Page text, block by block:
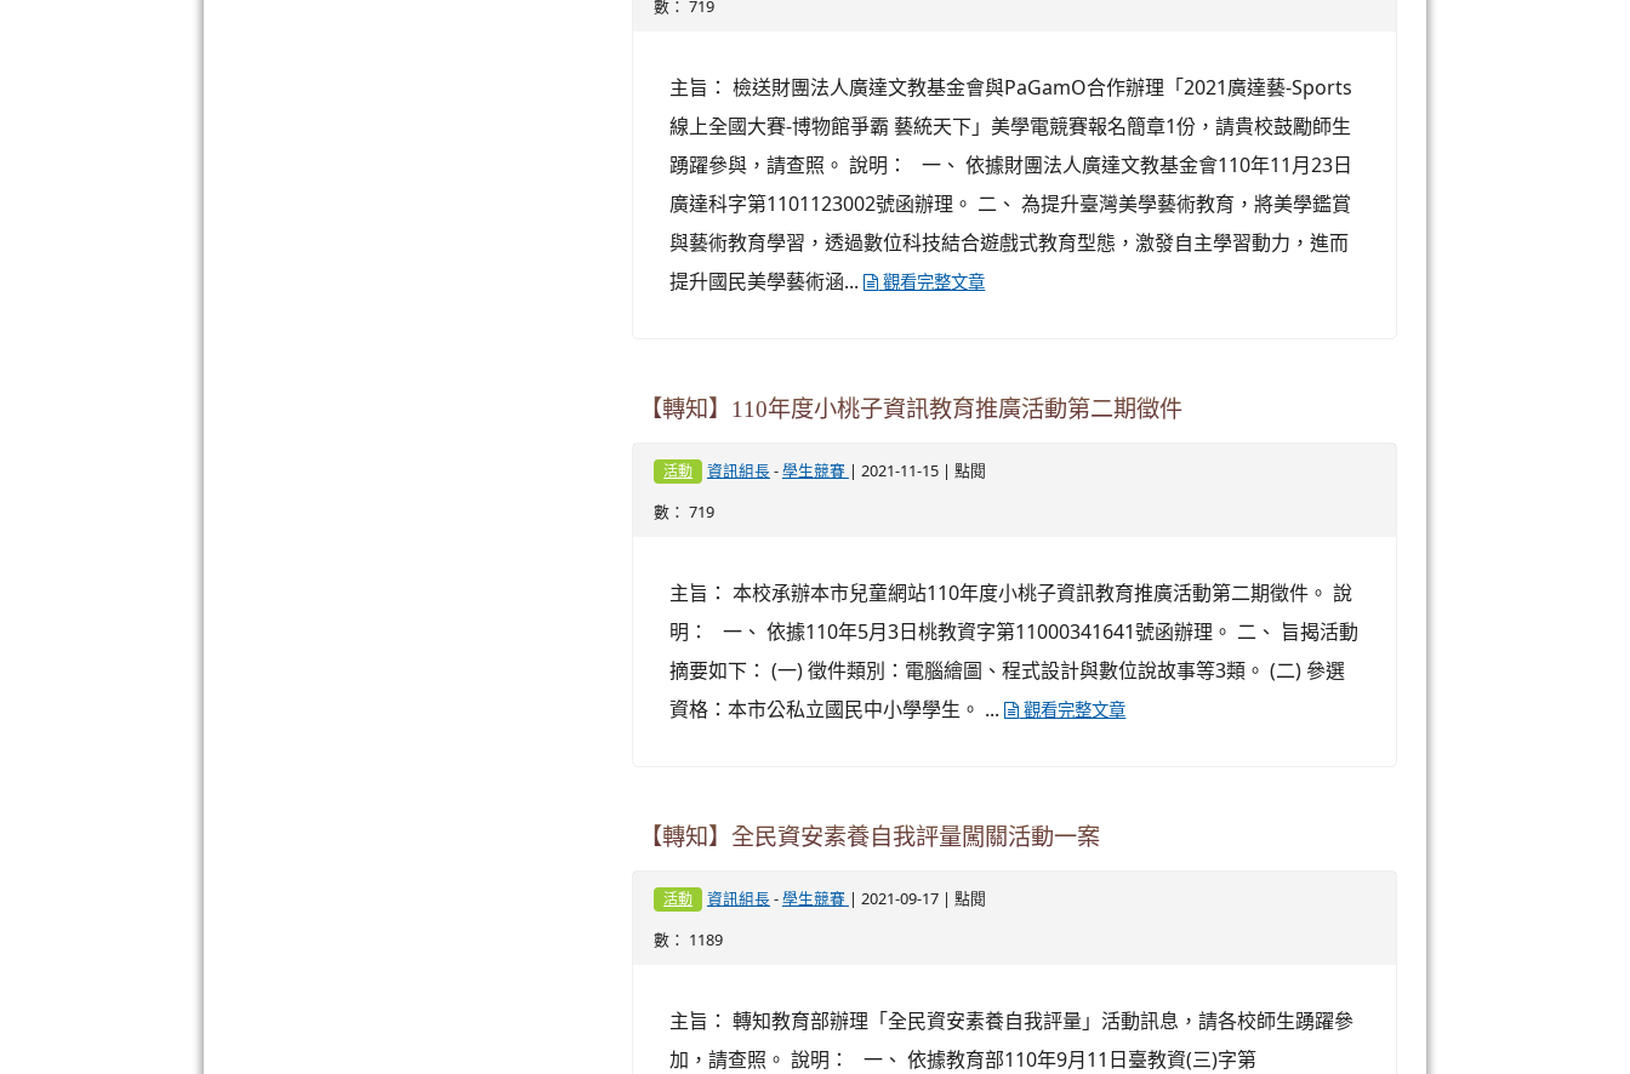
數： 719
主旨： 檢送財團法人廣達文教基金會與PaGamO合作辦理「2021廣達藝-Sports
線上全國大賽-博物館爭霸 藝統天下」美學電競賽報名簡章1份，請貴校鼓勵師生
踴躍參與，請查照。 說明： 一、 依據財團法人廣達文教基金會110年11月23日
廣達科字第1101123002號函辦理。 二、 為提升臺灣美學藝術教育，將美學鑑賞
與藝術教育學習，透過數位科技結合遊戲式教育型態，激發自主學習動力，進而
提升國民美學藝術涵...
觀看完整文章
【轉知】110年度小桃子資訊教育推廣活動第二期徵件
活動 資訊組長- 學生競賽 | 2021-11-15 | 點閱
數： 719
主旨： 本校承辦本市兒童網站110年度小桃子資訊教育推廣活動第二期徵件。 說
明： 一、 依據110年5月3日桃教資字第11000341641號函辦理。 二、 旨揭活動
摘要如下： (一) 徵件類別：電腦繪圖、程式設計與數位說故事等3類。 (二) 參選
資格：本市公私立國民中小學學生。 ...
觀看完整文章
【轉知】全民資安素養自我評量闖關活動一案
活動 資訊組長- 學生競賽 | 2021-09-17 | 點閱
數： 1189
主旨： 轉知教育部辦理「全民資安素養自我評量」活動訊息，請各校師生踴躍參
加，請查照。 說明： 一、 依據教育部110年9月11日臺教資(三)字第